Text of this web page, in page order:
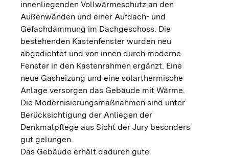
innenliegenden Vollwärmeschutz an den
Außenwänden und einer Aufdach- und
Gefachdämmung im Dachgeschoss. Die
bestehenden Kastenfenster wurden neu
abgedichtet und von innen durch moderne
Fenster in den Kastenrahmen ergänzt. Eine
neue Gasheizung und eine solarthermische
Anlage versorgen das Gebäude mit Wärme.
Die Modernisierungsmaßnahmen sind unter
Berücksichtigung der Anliegen der
Denkmalpflege aus Sicht der Jury besonders
gut gelungen.
Das Gebäude erhält dadurch gute